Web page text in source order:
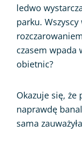
ledwo
parku.
czasem wpada
obietnic?
Okazuje się,
naprawdę
sama